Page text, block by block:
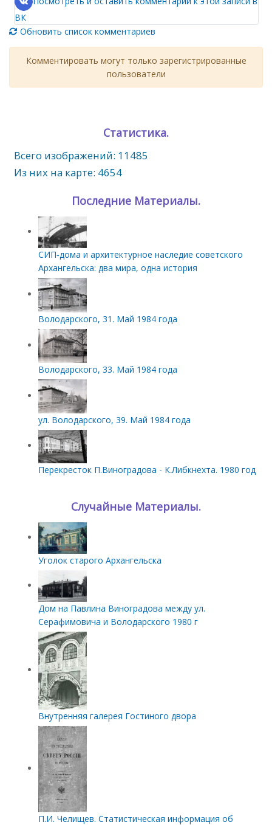
ВК
Обновить список комментариев
Комментировать могут только зарегистрированные
пользователи
Статистика.
Всего изображений: 11485
Из них на карте: 4654
Последние Материалы.
СИП‑дома и архитектурное наследие советского
Архангельска: два мира, одна история
Володарского, 31. Май 1984 года
Володарского, 33. Май 1984 года
ул. Володарского, 39. Май 1984 года
Перекресток П.Виноградова - К.Либкнехта. 1980 год
Случайные Материалы.
Уголок старого Архангельска
Дом на Павлина Виноградова между ул.
Серафимовича и Володарского 1980 г
Внутренняя галерея Гостиного двора
П.И. Челищев. Статистическая информация об